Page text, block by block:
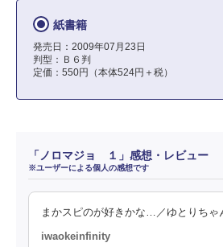
紙書籍
発売日：2009年07月23日
判型：Ｂ６判
定価：550円（本体524円＋税）
「ノロマジョ １」感想・レビュー
※ユーザーによる個人の感想です
まかスピのが好きかな…／ゆとりちゃ
iwaokeinfinity